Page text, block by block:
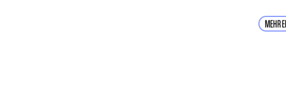
MEHR